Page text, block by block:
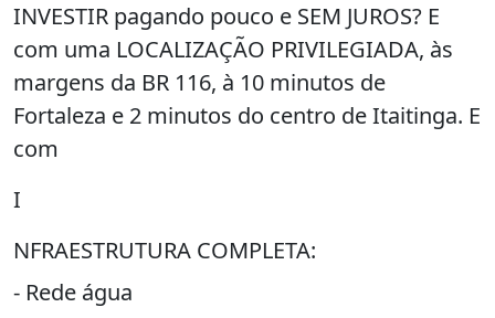
INVESTIR pagando pouco e SEM JUROS? E
com uma LOCALIZAÇÃO PRIVILEGIADA, às
margens da BR 116, à 10 minutos de
Fortaleza e 2 minutos do centro de Itaitinga. E
com
I
NFRAESTRUTURA COMPLETA:
- Rede água